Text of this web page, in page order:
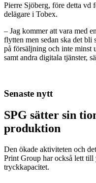
Pierre Sjöberg, före detta vd
delägare i Tobex.
– Jag kommer att vara med
flytten men sedan ska det bli
på försäljning och inte minst
samt andra digitala tjänster,
Senaste nytt
SPG sätter sin
produktion
Den ökade aktiviteten och
Print Group har också lett till
tryckkapacitet.